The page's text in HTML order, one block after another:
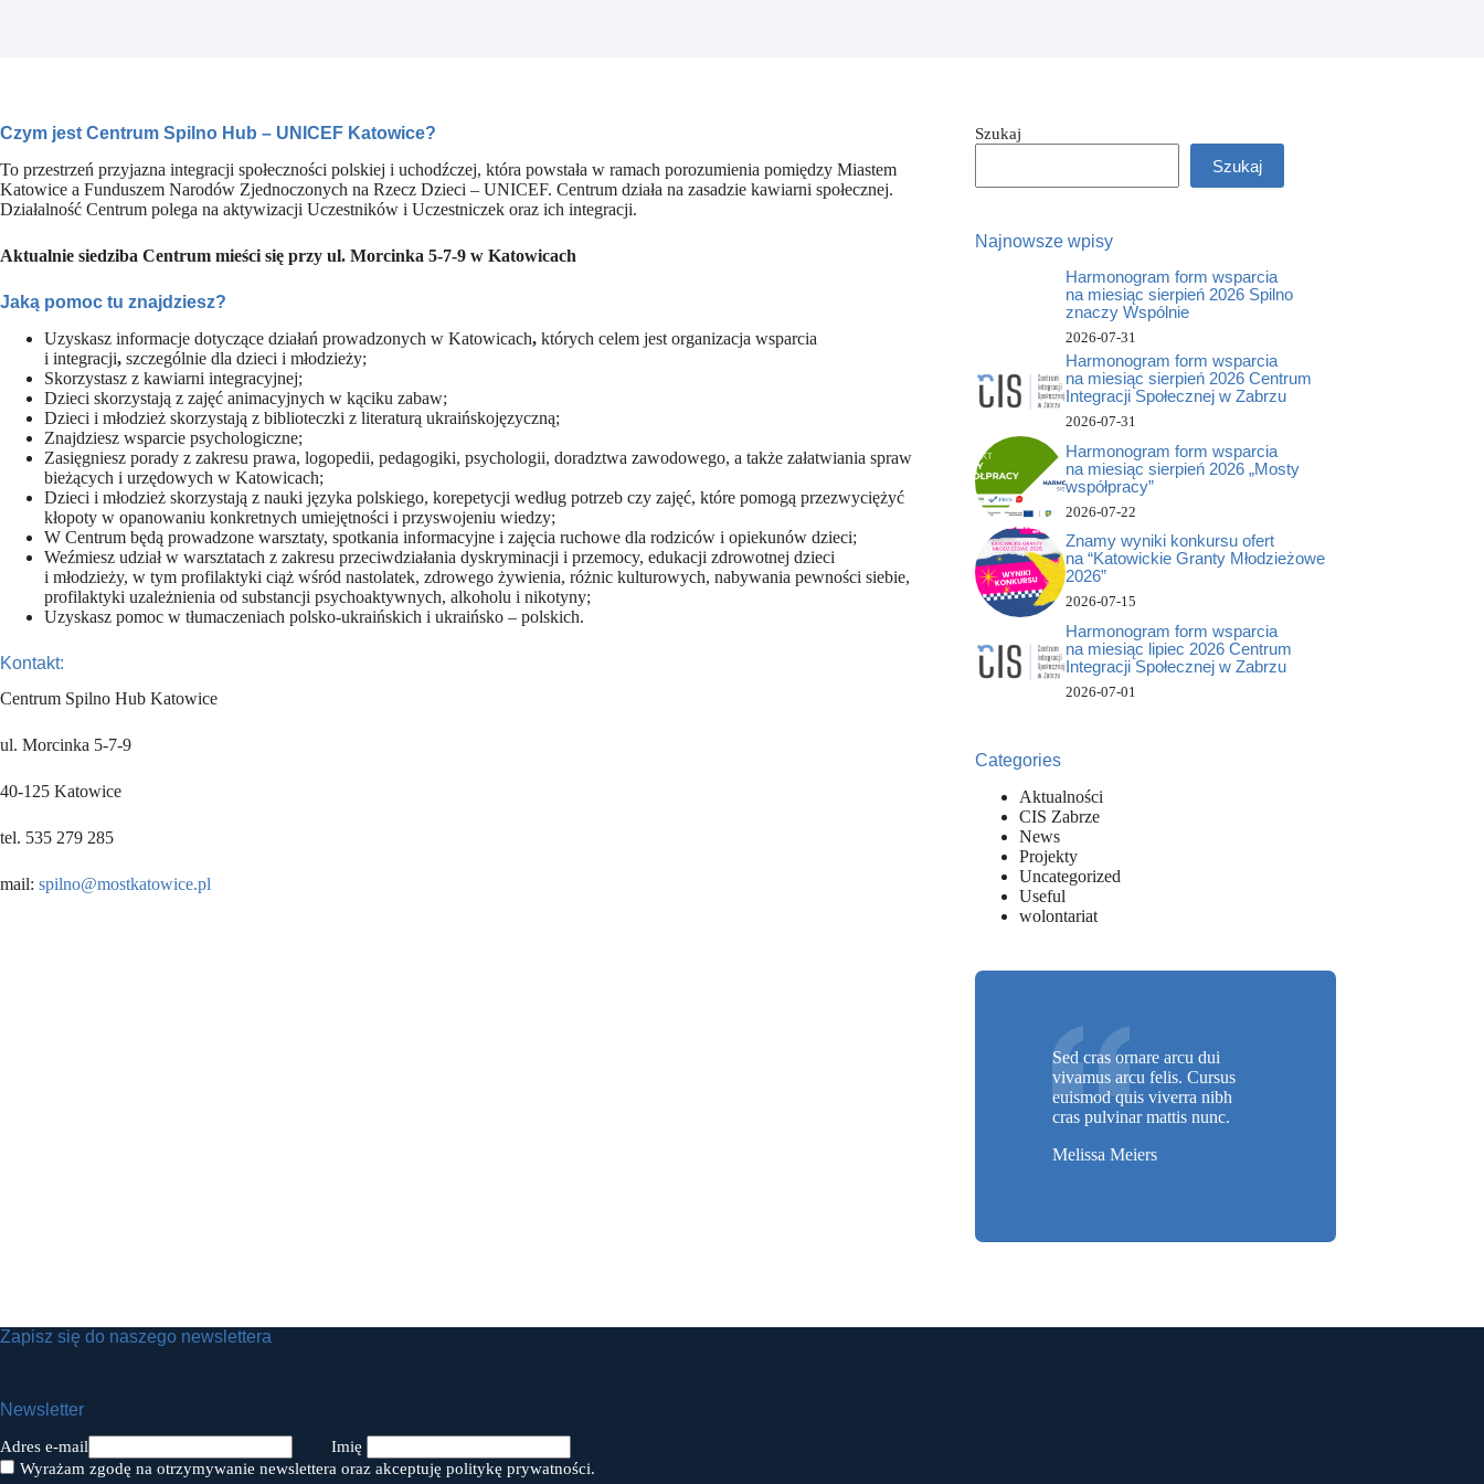
Czym jest Centrum Spilno Hub – UNICEF Katowice?
To przestrzeń przyjazna integracji społeczności polskiej i uchodźczej, która powstała w ramach porozumienia pomiędzy Miastem
Katowice a Funduszem Narodów Zjednoczonych na Rzecz Dzieci – UNICEF. Centrum działa na zasadzie kawiarni społecznej.
Działalność Centrum polega na aktywizacji Uczestników i Uczestniczek oraz ich integracji.
Aktualnie siedziba Centrum mieści się przy ul. Morcinka 5-7-9 w Katowicach
Jaką pomoc tu znajdziesz?
Uzyskasz informacje dotyczące działań prowadzonych w Katowicach, których celem jest organizacja wsparcia
i integracji, szczególnie dla dzieci i młodzieży;
Skorzystasz z kawiarni integracyjnej;
Dzieci skorzystają z zajęć animacyjnych w kąciku zabaw;
Dzieci i młodzież skorzystają z biblioteczki z literaturą ukraińskojęzyczną;
Znajdziesz wsparcie psychologiczne;
Zasięgniesz porady z zakresu prawa, logopedii, pedagogiki, psychologii, doradztwa zawodowego, a także załatwiania spraw
bieżących i urzędowych w Katowicach;
Dzieci i młodzież skorzystają z nauki języka polskiego, korepetycji według potrzeb czy zajęć, które pomogą przezwyciężyć
kłopoty w opanowaniu konkretnych umiejętności i przyswojeniu wiedzy;
W Centrum będą prowadzone warsztaty, spotkania informacyjne i zajęcia ruchowe dla rodziców i opiekunów dzieci;
Weźmiesz udział w warsztatach z zakresu przeciwdziałania dyskryminacji i przemocy, edukacji zdrowotnej dzieci
i młodzieży, w tym profilaktyki ciąż wśród nastolatek, zdrowego żywienia, różnic kulturowych, nabywania pewności siebie,
profilaktyki uzależnienia od substancji psychoaktywnych, alkoholu i nikotyny;
Uzyskasz pomoc w tłumaczeniach polsko-ukraińskich i ukraińsko – polskich.
Kontakt:
Centrum Spilno Hub Katowice
ul. Morcinka 5-7-9
40-125 Katowice
tel. 535 279 285
mail: spilno@mostkatowice.pl
Szukaj
Szukaj
Najnowsze wpisy
Harmonogram form wsparcia
na miesiąc sierpień 2026 Spilno
znaczy Wspólnie
2026-07-31
Harmonogram form wsparcia
na miesiąc sierpień 2026 Centrum
Integracji Społecznej w Zabrzu
2026-07-31
Harmonogram form wsparcia
na miesiąc sierpień 2026 „Mosty
współpracy”
2026-07-22
Znamy wyniki konkursu ofert
na “Katowickie Granty Młodzieżowe
2026”
2026-07-15
Harmonogram form wsparcia
na miesiąc lipiec 2026 Centrum
Integracji Społecznej w Zabrzu
2026-07-01
Categories
Aktualności
CIS Zabrze
News
Projekty
Uncategorized
Useful
wolontariat
Sed cras ornare arcu dui
vivamus arcu felis. Cursus
euismod quis viverra nibh
cras pulvinar mattis nunc.
Melissa Meiers
Zapisz się do naszego newslettera
Newsletter
Adres e-mail
Imię
Wyrażam zgodę na otrzymywanie newslettera oraz akceptuję politykę prywatności.